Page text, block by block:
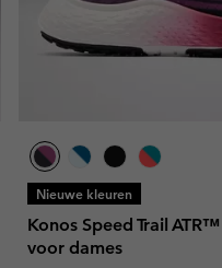
Nieuwe kleuren
Konos Speed Trail
voor dames